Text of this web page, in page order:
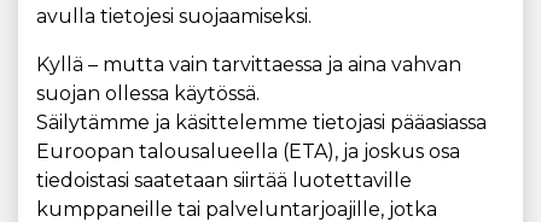
avulla tietojesi suojaamiseksi.
Kyllä – mutta vain tarvittaessa ja aina vahvan
suojan ollessa käytössä.
Säilytämme ja käsittelemme tietojasi pääasiassa
Euroopan talousalueella (ETA), ja joskus osa
tiedoistasi saatetaan siirtää luotettaville
kumppaneille tai palveluntarjoajille, jotka